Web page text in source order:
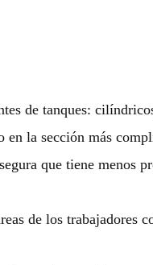
de tanques:
en la sección más
que tiene menos
de los trabajadores